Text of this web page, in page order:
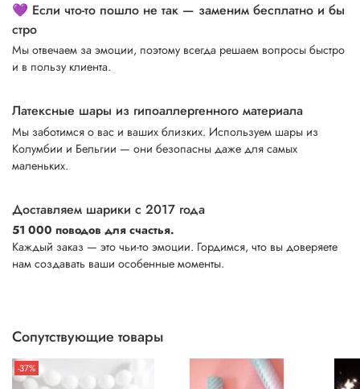
💜 Если что-то пошло не так — заменим бесплатно и бы
стро
Мы отвечаем за эмоции, поэтому всегда решаем вопросы быстро
и в пользу клиента.
Латексные шары из гипоаллергенного материала
Мы заботимся о вас и ваших близких. Используем шары из
Колумбии и Бельгии — они безопасны даже для самых
маленьких.
Доставляем шарики с 2017 года
51 000 поводов для счастья.
Каждый заказ — это чьи-то эмоции. Гордимся, что вы доверяете
нам создавать ваши особенные моменты.
Сопутствующие товары
-37%